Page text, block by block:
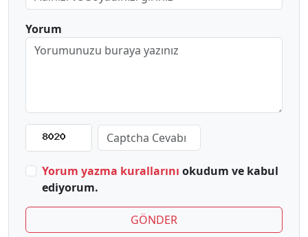
Yorum
Yorum yazma kurallarını okudum ve kabul
ediyorum.
GÖNDER